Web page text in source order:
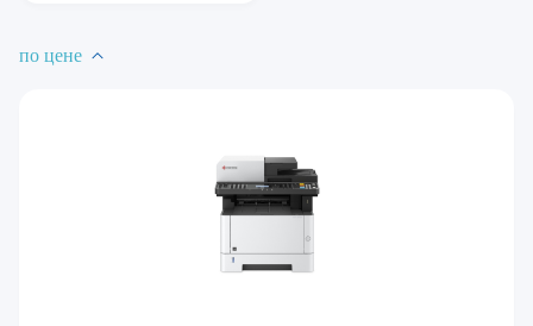
по цене